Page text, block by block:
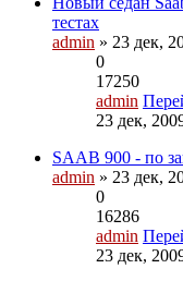
тестах
admin » 23 дек,
0
17250
admin
23 дек,
SAAB 900 - по
admin » 23 дек,
0
16286
admin
23 дек,